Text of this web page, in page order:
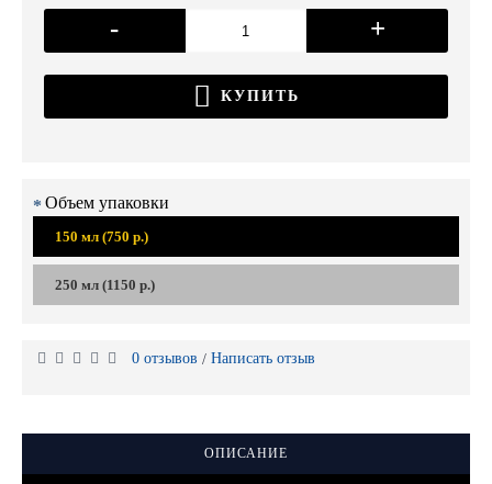
- +
КУПИТЬ
Объем упаковки
150 мл (750 р.)
250 мл (1150 р.)
0 отзывов / Написать отзыв
ОПИСАНИЕ